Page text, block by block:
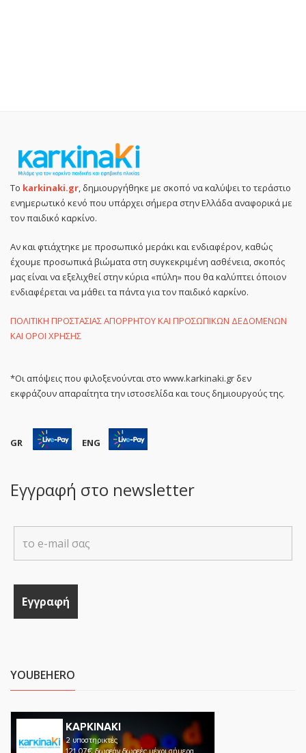
Το karkinaki.gr, δημιουργήθηκε με σκοπό να καλύψει το τεράστιο
ενημερωτικό κενό που υπάρχει σήμερα στην Ελλάδα αναφορικά με
τον παιδικό καρκίνο.
Αν και φτιάχτηκε με προσωπικό μεράκι και ενδιαφέρον, καθώς
έχουμε προσωπικά βιώματα στη συγκεκριμένη ασθένεια, σκοπός
μας είναι να εξελιχθεί στην κύρια «πύλη» που θα καλύπτει όποιον
ενδιαφέρεται να μάθει τα πάντα για τον παιδικό καρκίνο.
ΠΟΛΙΤΙΚΗ ΠΡΟΣΤΑΣΙΑΣ ΑΠΟΡΡΗΤΟΥ ΚΑΙ ΠΡΟΣΩΠΙΚΩΝ ΔΕΔΟΜΕΝΩΝ
ΚΑΙ ΟΡΟΙ ΧΡΗΣΗΣ
*Οι απόψεις που φιλοξενούνται στο www.karkinaki.gr δεν
εκφράζουν απαραίτητα την ιστοσελίδα και τους δημιουργούς της.
GR ENG
Εγγραφή στο newsletter
YOUBEHERO